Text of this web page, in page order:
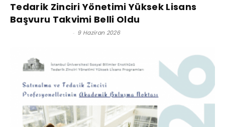
Tedarik Zinciri Yönetimi Yüksek Lisans
Başvuru Takvimi Belli Oldu
- 9 Haziran 2026